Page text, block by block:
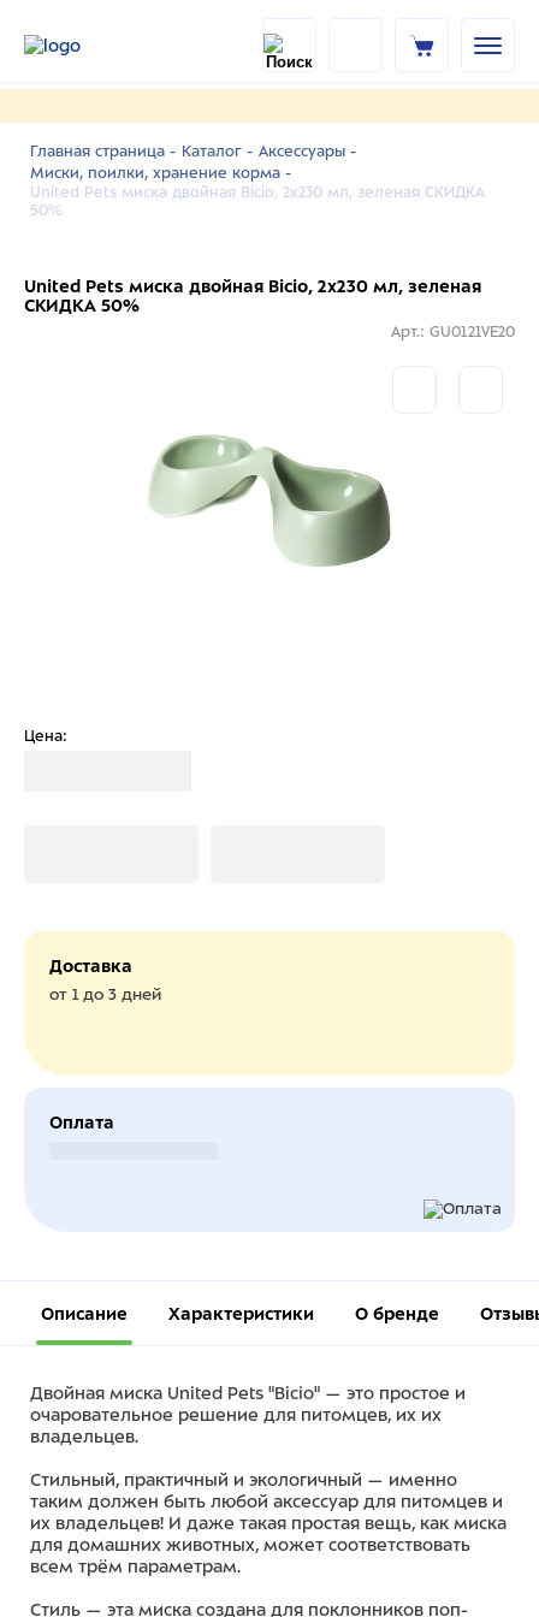
Главная страница - Каталог - Аксессуары -
Миски, поилки, хранение корма -
United Pets миска двойная Bicio, 2х230 мл, зеленая СКИДКА
50%
United Pets миска двойная Bicio, 2х230 мл, зеленая
СКИДКА 50%
Арт.: GU0121VE20
Цена:
Доставка
от 1 до 3 дней
Оплата
Описание Характеристики О бренде
Двойная миска United Pets "Bicio" — это простое и
очаровательное решение для питомцев, их их
владельцев.
Стильный, практичный и экологичный — именно
таким должен быть любой аксессуар для питомцев и
их владельцев! И даже такая простая вещь, как миска
для домашних животных, может соответствовать
всем трём параметрам.
Стиль — эта миска создана для поклонников поп-